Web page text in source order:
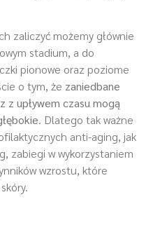
zaliczyć możemy głównie
stadium, a do
pionowe oraz poziome
o tym, że zaniedbane
z upływem czasu mogą
. Dlatego tak ważne
anti-aging, jak
zabiegi w wykorzystaniem
wzrostu, które